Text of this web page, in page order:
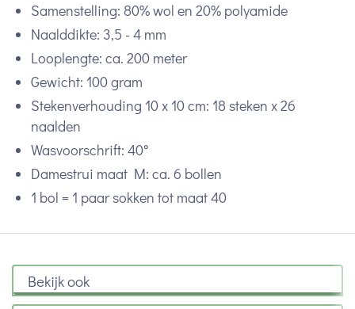
Samenstelling: 80% wol en 20% polyamide
Naalddikte: 3,5 - 4 mm
Looplengte: ca. 200 meter
Gewicht: 100 gram
Stekenverhouding 10 x 10 cm: 18 steken x 26
naalden
Wasvoorschrift: 40°
Damestrui maat M: ca. 6 bollen
1 bol = 1 paar sokken tot maat 40
Bekijk ook